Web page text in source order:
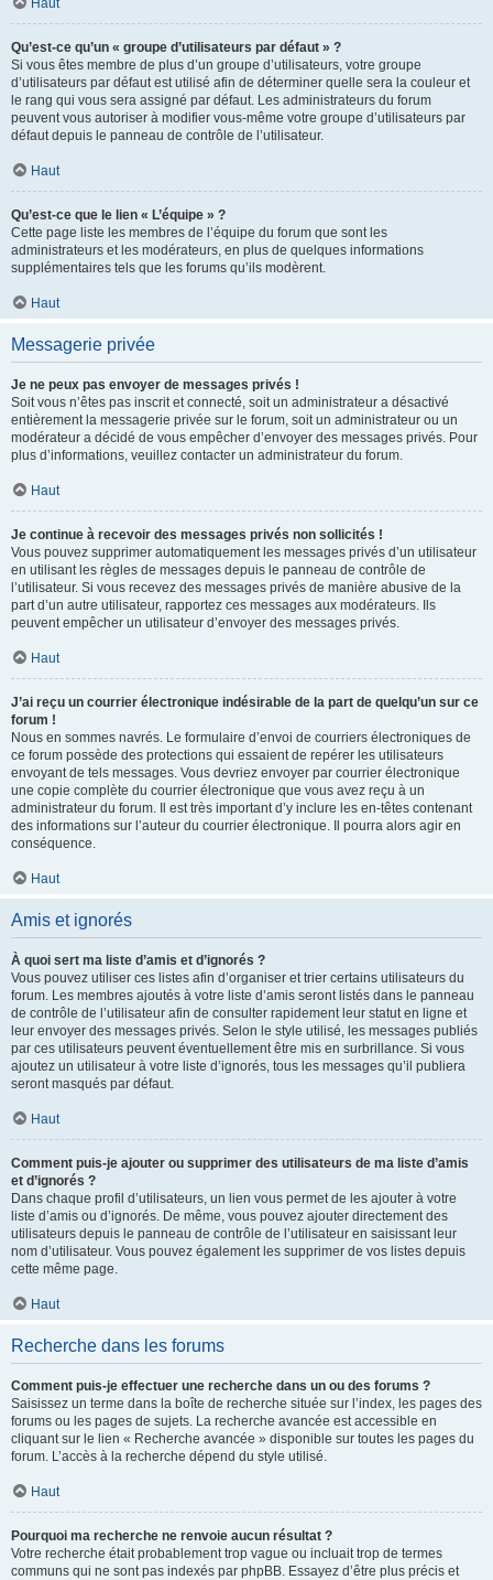
Haut
Qu’est-ce qu’un « groupe d’utilisateurs par défaut » ?
Si vous êtes membre de plus d’un groupe d’utilisateurs, votre groupe
d’utilisateurs par défaut est utilisé afin de déterminer quelle sera la couleur et
le rang qui vous sera assigné par défaut. Les administrateurs du forum
peuvent vous autoriser à modifier vous-même votre groupe d’utilisateurs par
défaut depuis le panneau de contrôle de l’utilisateur.
Haut
Qu’est-ce que le lien « L’équipe » ?
Cette page liste les membres de l’équipe du forum que sont les
administrateurs et les modérateurs, en plus de quelques informations
supplémentaires tels que les forums qu’ils modèrent.
Haut
Messagerie privée
Je ne peux pas envoyer de messages privés !
Soit vous n’êtes pas inscrit et connecté, soit un administrateur a désactivé
entièrement la messagerie privée sur le forum, soit un administrateur ou un
modérateur a décidé de vous empêcher d’envoyer des messages privés. Pour
plus d’informations, veuillez contacter un administrateur du forum.
Haut
Je continue à recevoir des messages privés non sollicités !
Vous pouvez supprimer automatiquement les messages privés d’un utilisateur
en utilisant les règles de messages depuis le panneau de contrôle de
l’utilisateur. Si vous recevez des messages privés de manière abusive de la
part d’un autre utilisateur, rapportez ces messages aux modérateurs. Ils
peuvent empêcher un utilisateur d’envoyer des messages privés.
Haut
J’ai reçu un courrier électronique indésirable de la part de quelqu’un sur ce
forum !
Nous en sommes navrés. Le formulaire d’envoi de courriers électroniques de
ce forum possède des protections qui essaient de repérer les utilisateurs
envoyant de tels messages. Vous devriez envoyer par courrier électronique
une copie complète du courrier électronique que vous avez reçu à un
administrateur du forum. Il est très important d’y inclure les en-têtes contenant
des informations sur l’auteur du courrier électronique. Il pourra alors agir en
conséquence.
Haut
Amis et ignorés
À quoi sert ma liste d’amis et d’ignorés ?
Vous pouvez utiliser ces listes afin d’organiser et trier certains utilisateurs du
forum. Les membres ajoutés à votre liste d’amis seront listés dans le panneau
de contrôle de l’utilisateur afin de consulter rapidement leur statut en ligne et
leur envoyer des messages privés. Selon le style utilisé, les messages publiés
par ces utilisateurs peuvent éventuellement être mis en surbrillance. Si vous
ajoutez un utilisateur à votre liste d’ignorés, tous les messages qu’il publiera
seront masqués par défaut.
Haut
Comment puis-je ajouter ou supprimer des utilisateurs de ma liste d’amis
et d’ignorés ?
Dans chaque profil d’utilisateurs, un lien vous permet de les ajouter à votre
liste d’amis ou d’ignorés. De même, vous pouvez ajouter directement des
utilisateurs depuis le panneau de contrôle de l’utilisateur en saisissant leur
nom d’utilisateur. Vous pouvez également les supprimer de vos listes depuis
cette même page.
Haut
Recherche dans les forums
Comment puis-je effectuer une recherche dans un ou des forums ?
Saisissez un terme dans la boîte de recherche située sur l’index, les pages des
forums ou les pages de sujets. La recherche avancée est accessible en
cliquant sur le lien « Recherche avancée » disponible sur toutes les pages du
forum. L’accès à la recherche dépend du style utilisé.
Haut
Pourquoi ma recherche ne renvoie aucun résultat ?
Votre recherche était probablement trop vague ou incluait trop de termes
communs qui ne sont pas indexés par phpBB. Essayez d’être plus précis et